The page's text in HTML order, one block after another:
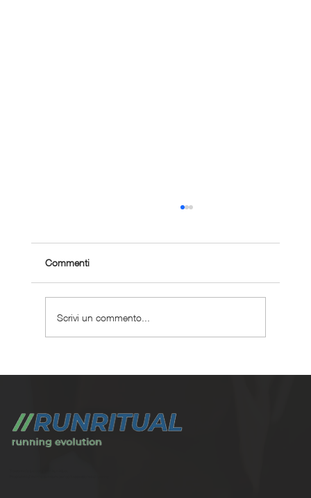
Commenti
Scrivi un commento...